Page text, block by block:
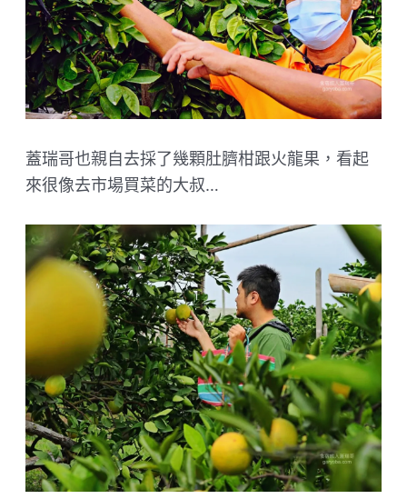
蓋瑞哥也親自去採了幾顆肚臍柑跟火龍果，看起
來很像去市場買菜的大叔…